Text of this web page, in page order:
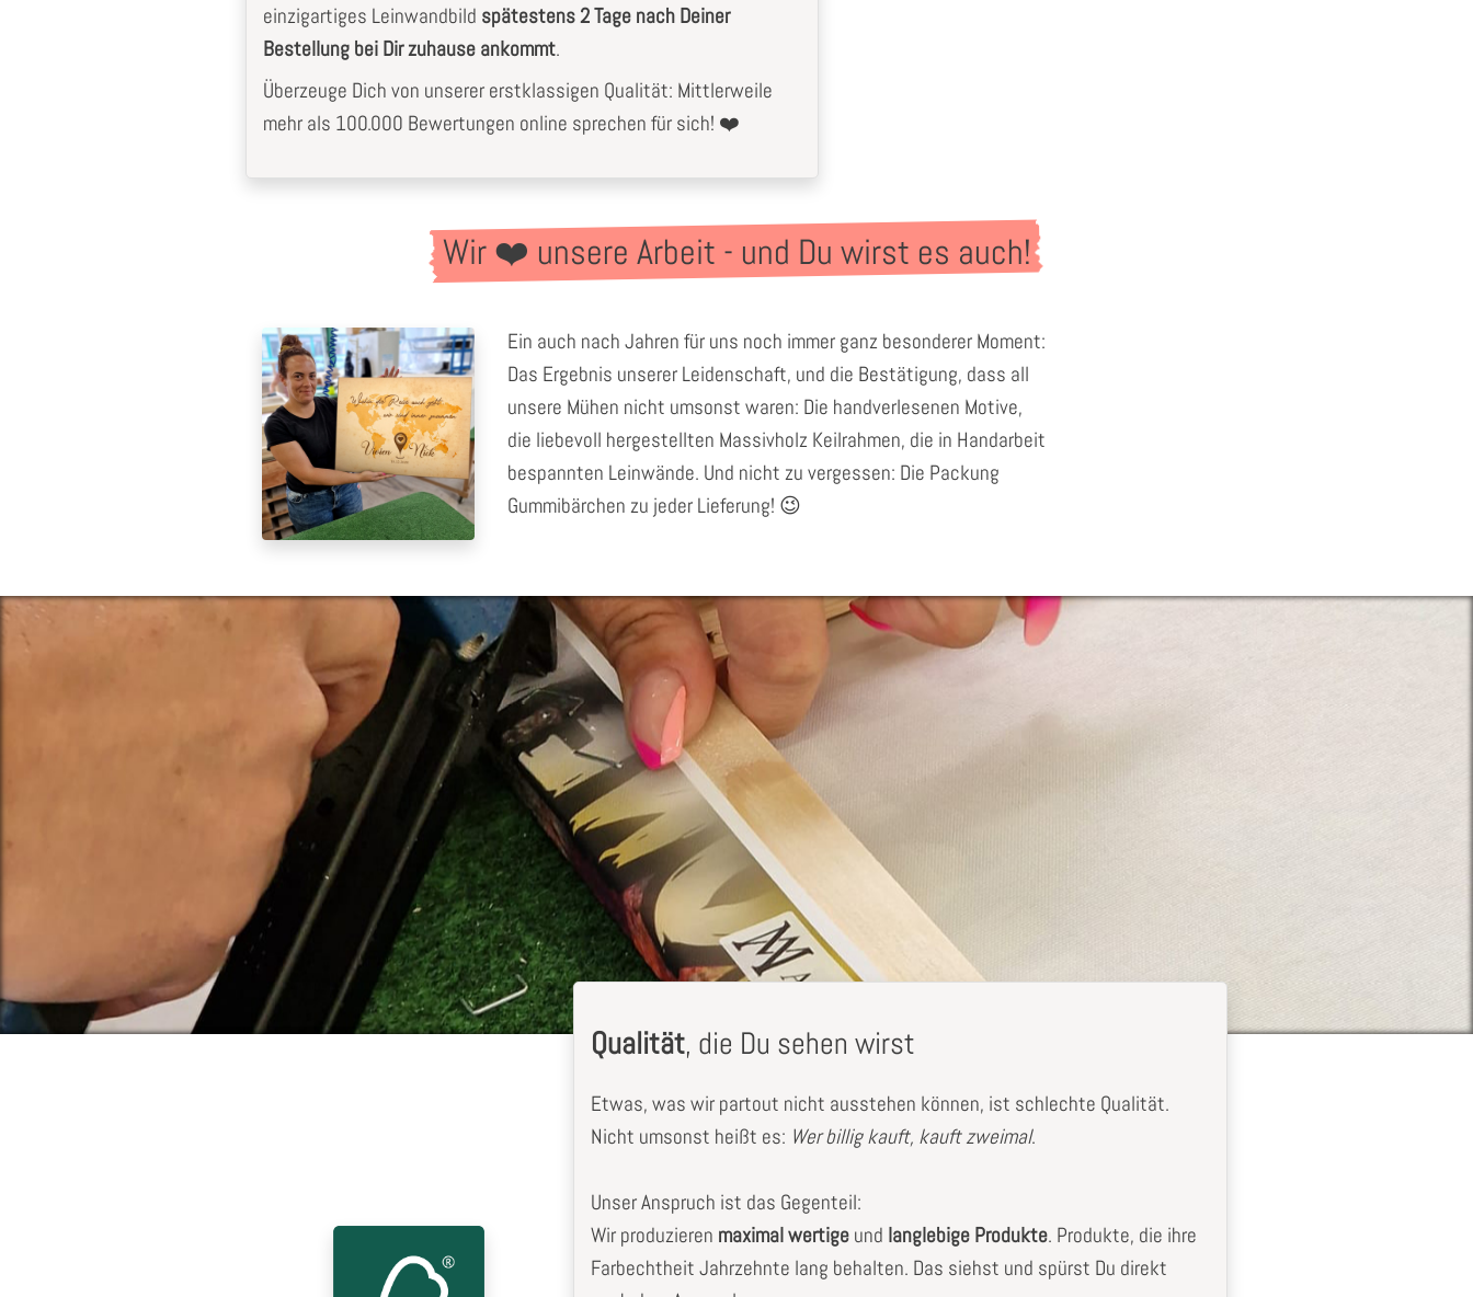
einzigartiges Leinwandbild spätestens 2 Tage nach Deiner
Bestellung bei Dir zuhause ankommt.
Überzeuge Dich von unserer erstklassigen Qualität: Mittlerweile
mehr als 100.000 Bewertungen online sprechen für sich! ❤️
Wir ❤️ unsere Arbeit - und Du wirst es auch!
Ein auch nach Jahren für uns noch immer ganz besonderer Moment:
Das Ergebnis unserer Leidenschaft, und die Bestätigung, dass all
unsere Mühen nicht umsonst waren: Die handverlesenen Motive,
die liebevoll hergestellten Massivholz Keilrahmen, die in Handarbeit
bespannten Leinwände. Und nicht zu vergessen: Die Packung
Gummibärchen zu jeder Lieferung! 😉
Qualität, die Du sehen wirst
Etwas, was wir partout nicht ausstehen können, ist schlechte Qualität.
Nicht umsonst heißt es: Wer billig kauft, kauft zweimal.
Unser Anspruch ist das Gegenteil:
Wir produzieren maximal wertigeund langlebige Produkte. Produkte, die ihre
Farbechtheit Jahrzehnte lang behalten. Das siehst und spürst Du direkt